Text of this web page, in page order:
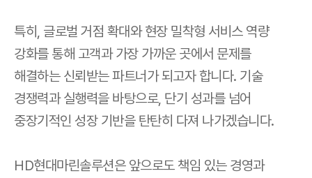
특히, 글로벌 거점 확대와 현장 밀착형 서비스 역량
강화를 통해 고객과 가장 가까운 곳에서 문제를
해결하는 신뢰받는 파트너가 되고자 합니다. 기술
경쟁력과 실행력을 바탕으로, 단기 성과를 넘어
중장기적인 성장 기반을 탄탄히 다져 나가겠습니다.
HD현대마린솔루션은 앞으로도 책임 있는 경영과